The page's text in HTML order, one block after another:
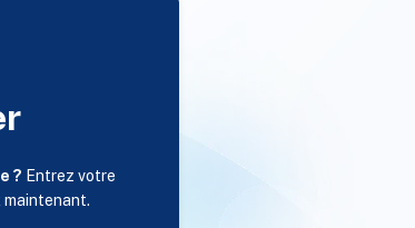
? Entrez votre